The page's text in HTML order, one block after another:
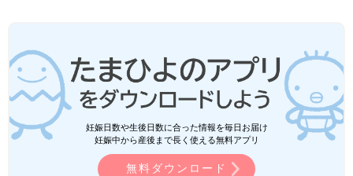
妊娠日数や生後日数に合った情報を毎日お届け
妊娠中から産後まで長く使える無料アプリ
無料ダウンロード